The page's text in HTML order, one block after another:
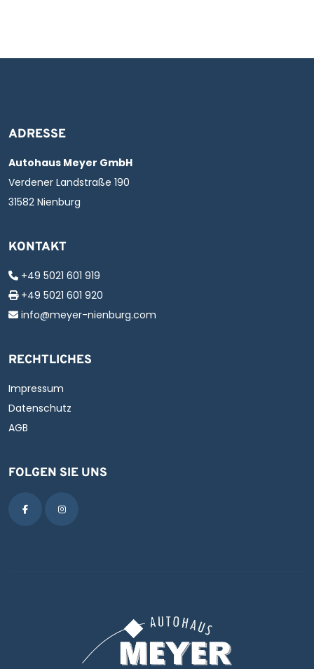
ADRESSE
Autohaus Meyer GmbH
Verdener Landstraße 190
31582 Nienburg
KONTAKT
+49 5021 601 919
+49 5021 601 920
info@meyer-nienburg.com
RECHTLICHES
Impressum
Datenschutz
AGB
FOLGEN SIE UNS